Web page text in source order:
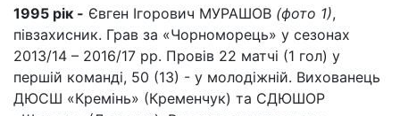
1995 рік - Євген Ігорович МУРАШОВ (фото 1),
півзахисник. Грав за «Чорноморець» у сезонах
2013/14 – 2016/17 рр. Провів 22 матчі (1 гол) у
першій команді, 50 (13) - у молодіжній. Вихованець
ДЮСШ «Кремінь» (Кременчук) та СДЮШОР